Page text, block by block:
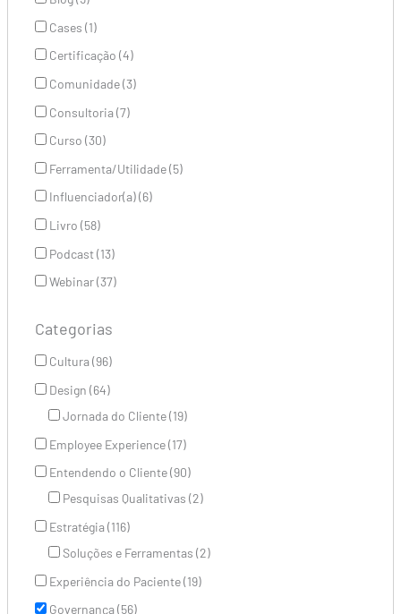
Cases (1)
Certificação (4)
Comunidade (3)
Consultoria (7)
Curso (30)
Ferramenta/Utilidade (5)
Influenciador(a) (6)
Livro (58)
Podcast (13)
Webinar (37)
Categorias
Cultura (96)
Design (64)
Jornada do Cliente (19)
Employee Experience (17)
Entendendo o Cliente (90)
Pesquisas Qualitativas (2)
Estratégia (116)
Soluções e Ferramentas (2)
Experiência do Paciente (19)
Governança (56)